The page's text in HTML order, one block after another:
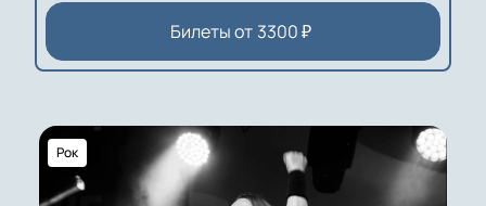
Билеты от 3300₽
Рок